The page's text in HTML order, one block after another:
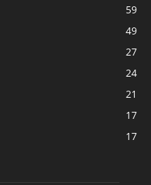
59
49
27
24
21
17
17